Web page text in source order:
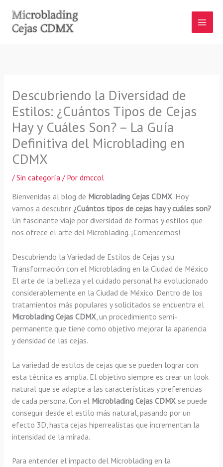
contenido
Descubriendo la Diversidad de
Estilos: ¿Cuántos Tipos de Cejas
Hay y Cuáles Son? – La Guía
Definitiva del Microblading en
CDMX
/Sin categoría / Por dmccol
Bienvenidas al blog de Microblading Cejas CDMX. Hoy
vamos a descubrir ¿Cuántos tipos de cejas hay y cuáles son?
Un fascinante viaje por diversidad de formas y estilos que
nos ofrece el arte del Microblading. ¡Comencemos!
Descubriendo la Variedad de Estilos de Cejas y su
Transformación con el Microblading en la Ciudad de México
El arte de la belleza y el cuidado personal ha evolucionado
considerablemente en la Ciudad de México. Dentro de los
tratamientos más populares y solicitados se encuentra el
Microblading Cejas CDMX, un procedimiento semi-
permanente que tiene como objetivo mejorar la apariencia
y densidad de las cejas.
La variedad de estilos de cejas que se pueden lograr con
esta técnica es amplia. El objetivo siempre es crear un look
natural que se adapte a las características y preferencias
de cada persona. Con el Microblading Cejas CDMXse puede
conseguir desde el estilo más natural, pasando por un
efecto 3D, hasta cejas hiperrealistas que incrementan la
intensidad de la mirada.
Para entender el impacto del Microblading en la